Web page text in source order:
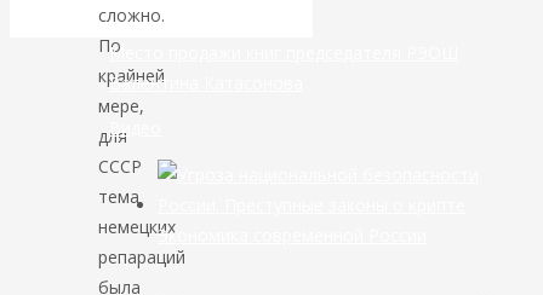
сложно.
По
крайней
мере,
для
СССР
тема
немецких
репараций
была
Место продажи книг председателя РЭОШ
Валентина Катасонова
Экономика современной России